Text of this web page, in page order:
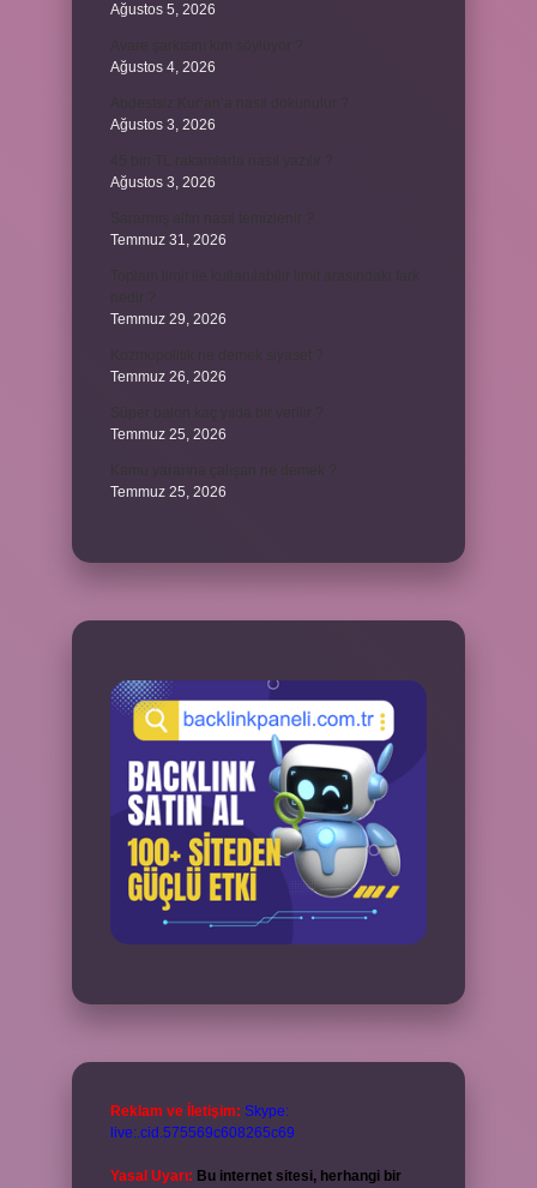
Ağustos 5, 2026
Ağustos 4, 2026
Ağustos 3, 2026
Ağustos 3, 2026
Temmuz 31, 2026
Temmuz 29, 2026
Temmuz 26, 2026
Temmuz 25, 2026
Temmuz 25, 2026
Reklam ve İletişim: Skype:
live:.cid.575569c608265c69
Yasal Uyarı: Bu internet sitesi, herhangi bir